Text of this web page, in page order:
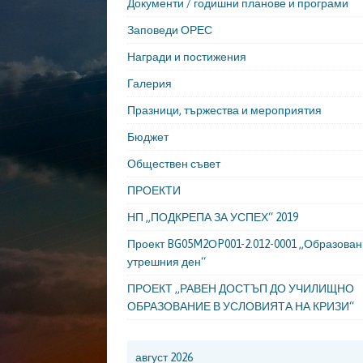
Документи / годишни планове и програми
Заповеди ОРЕС
Награди и постижения
Галерия
Празници, тържества и мероприятия
Бюджет
Обществен съвет
ПРОЕКТИ
НП „ПОДКРЕПА ЗА УСПЕХ“ 2019
Проект BG05M2ОP001-2.012-0001
утрешния ден“
ПРОЕКТ ,,РАВЕН ДОСТЪП ДО УЧИЛИЩНО
ОБРАЗОВАНИЕ В УСЛОВИЯТА НА КРИЗИ“
август 2026